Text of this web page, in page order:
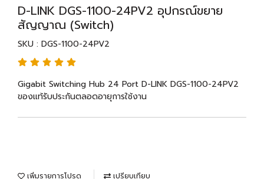
D-LINK DGS-1100-24PV2 อุปกรณ์ขยาย
สัญญาณ (Switch)
SKU : DGS-1100-24PV2
Gigabit Switching Hub 24 Port D-LINK DGS-1100-24PV2
ของแท้รับประกันตลอดอายุการใช้งาน
เพิ่มรายการโปรด เปรียบเทียบ